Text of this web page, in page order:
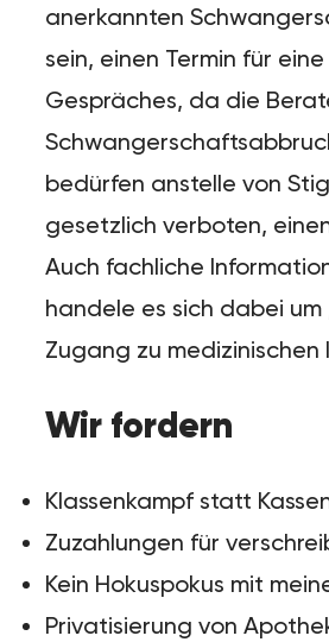
anerkannten
sein, einen Termin für
Gespräches, da die
bedürfen anstelle von
gesetzlich verboten,
Auch fachliche
handele es sich dabei
Zugang zu
Wir fordern
Klassenkampf statt
Zuzahlungen für
Kein Hokuspokus mit
Privatisierung von